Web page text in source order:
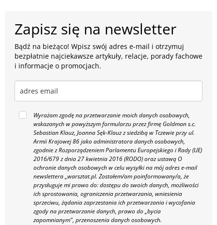
Zapisz się na newsletter
Bądź na bieżąco! Wpisz swój adres e-mail i otrzymuj
bezpłatnie najciekawsze artykuły, relacje, porady fachowe
i informacje o promocjach.
Wyrażam zgodę na przetwarzanie moich danych osobowych,
wskazanych w powyższym formularzu przez firmę Goldman s.c.
Sebastian Klauz, Joanna Sęk-Klauz z siedzibą w Tczewie przy ul.
Armii Krajowej 86 jako administratora danych osobowych,
zgodnie z Rozporządzeniem Parlamentu Europejskiego i Rady (UE)
2016/679 z dnia 27 kwietnia 2016 (RODO) oraz ustawą O
ochronie danych osobowych w celu wysyłki na mój adres e-mail
newslettera „warsztat.pl. Zostałem/am poinformowany/a, że
przysługuje mi prawo do: dostępu do swoich danych, możliwości
ich sprostowania, ograniczenia przetwarzania, wniesienia
sprzeciwu, żądania zaprzestania ich przetwarzania i wycofania
zgody na przetwarzanie danych, prawo do „bycia
zapomnianym", przenoszenia danych osobowych.